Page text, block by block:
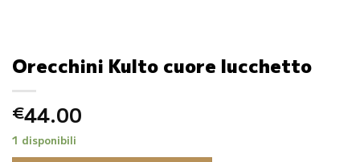
Orecchini Kulto cuore lucchetto
€44.00
1 disponibili